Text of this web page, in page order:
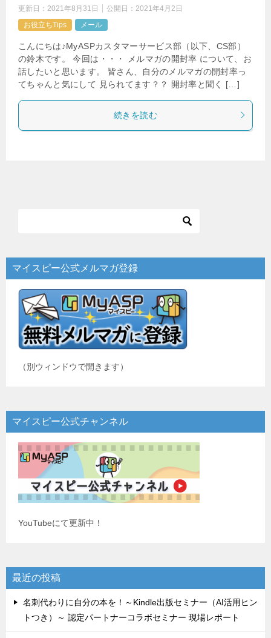
更新日： 2021年8月31日 公開日： 2021年4月2日
お役立ちTips
メール
こんにちは♪MyASPカスタマーサービス部（以下、CS部）
の鈴木です。 今回は・・・ メルマガの開封率 について、お
話したいと思います。 皆さん、自分のメルマガの開封率っ
てちゃんと気にして 見られてます？？ 開封率と聞く […]
続きを読む
マイスピー公式メルマガ登録
（別ウィンドウで開きます）
マイスピー公式チャンネル
YouTubeにて更新中！
最近の投稿
名刺代わりに自分の本を！～Kindle出版セミナー（AI活用ヒン
トつき）～ 認定パートナーコラボセミナー 現場レポート